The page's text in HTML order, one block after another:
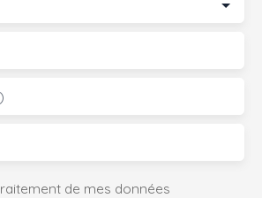
de mes données